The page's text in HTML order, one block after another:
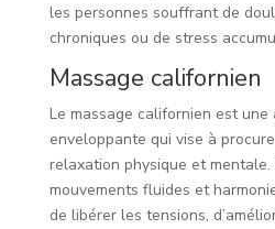
les personnes souffrant de
chroniques ou de stress
Massage californien
Le massage californien est
enveloppante qui vise à
relaxation physique et
mouvements fluides et
de libérer les tensions,